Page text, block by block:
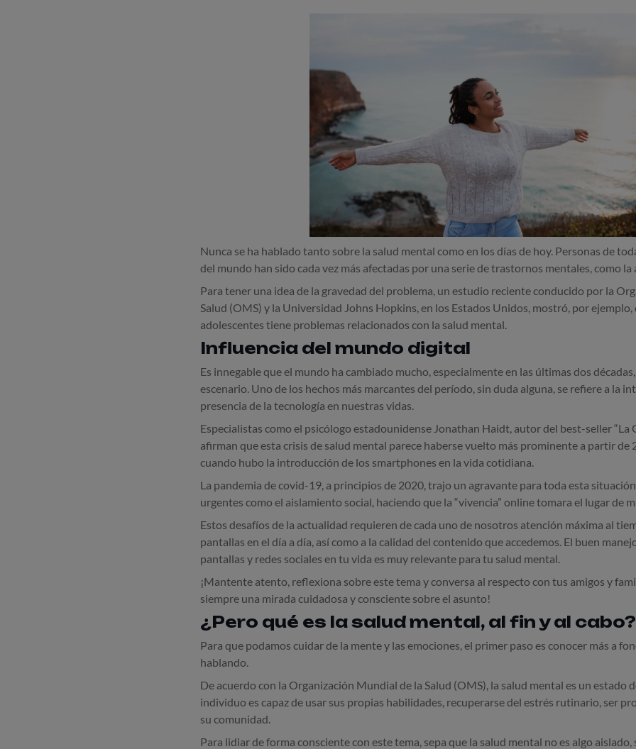
Nunca se ha hablado tanto sobre la salud mental como en los días de hoy. Personas de
del mundo han sido cada vez más afectadas por una serie de trastornos mentales, como la
Para tener una idea de la gravedad del problema, un estudio reciente conducido por la
Salud (OMS) y la Universidad Johns Hopkins, en los Estados Unidos, mostró, por ejemplo,
adolescentes tiene problemas relacionados con la salud mental.
Influencia del mundo digital
Es innegable que el mundo ha cambiado mucho, especialmente en las últimas dos
escenario. Uno de los hechos más marcantes del período, sin duda alguna, se refiere a la
presencia de la tecnología en nuestras vidas.
Especialistas como el psicólogo estadounidense Jonathan Haidt, autor del best-seller “La
afirman que esta crisis de salud mental parece haberse vuelto más prominente a partir de
cuando hubo la introducción de los smartphones en la vida cotidiana.
La pandemia de covid-19, a principios de 2020, trajo un agravante para toda esta
urgentes como el aislamiento social, haciendo que la “vivencia” online tomara el lugar de
Estos desafíos de la actualidad requieren de cada uno de nosotros atención máxima al
pantallas en el día a día, así como a la calidad del contenido que accedemos. El buen
pantallas y redes sociales en tu vida es muy relevante para tu salud mental.
¡Mantente atento, reflexiona sobre este tema y conversa al respecto con tus amigos y
siempre una mirada cuidadosa y consciente sobre el asunto!
¿Pero qué es la salud mental, al fin y al cabo?
Para que podamos cuidar de la mente y las emociones, el primer paso es conocer más a
hablando.
De acuerdo con la Organización Mundial de la Salud (OMS), la salud mental es un estado
individuo es capaz de usar sus propias habilidades, recuperarse del estrés rutinario, ser
su comunidad.
Para lidiar de forma consciente con este tema, sepa que la salud mental no es algo